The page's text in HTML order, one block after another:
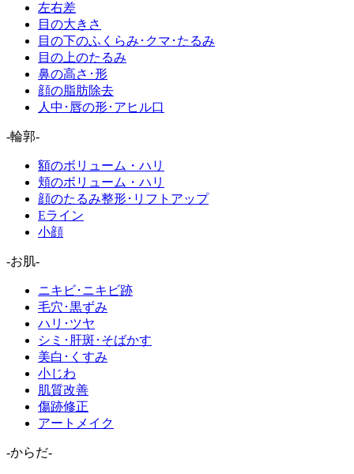
左右差
目の大きさ
目の下のふくらみ･クマ･たるみ
目の上のたるみ
鼻の高さ･形
顔の脂肪除去
人中･唇の形･アヒル口
-輪郭-
額のボリューム・ハリ
頬のボリューム・ハリ
顔のたるみ整形･リフトアップ
Eライン
小顔
-お肌-
ニキビ･ニキビ跡
毛穴･黒ずみ
ハリ･ツヤ
シミ･肝斑･そばかす
美白･くすみ
小じわ
肌質改善
傷跡修正
アートメイク
-からだ-